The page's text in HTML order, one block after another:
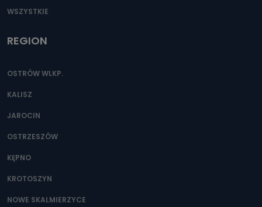
WSZYSTKIE
REGION
OSTRÓW WLKP.
KALISZ
JAROCIN
OSTRZESZÓW
KĘPNO
KROTOSZYN
NOWE SKALMIERZYCE